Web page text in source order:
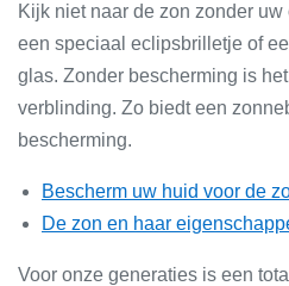
Kijk niet naar de zon zonder
een speciaal eclipsbrilletje of
glas. Zonder bescherming is
verblinding. Zo biedt een
bescherming.
Bescherm uw huid voor de
De zon en haar
Voor onze generaties is een